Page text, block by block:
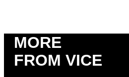
MORE
FROM VICE